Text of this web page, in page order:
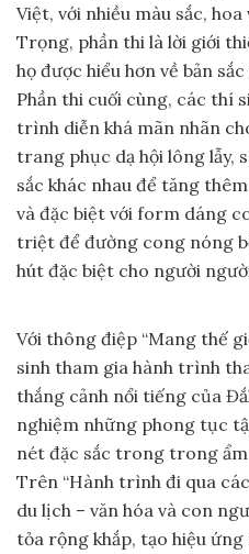
Việt, với nhiều màu sắc,
Trọng, phần thi là lời giới
họ được hiểu hơn về bản
Phần thi cuối cùng, các thí
trình diễn khá mãn nhãn
trang phục dạ hội lông lẫy,
sắc khác nhau để tăng
và đặc biệt với form dáng
triệt để đường cong nóng
hút đặc biệt cho người
Với thông điệp “Mang thế
sinh tham gia hành trình
thắng cảnh nổi tiếng của
nghiệm những phong tục
nét đặc sắc trong trong ẩm
Trên “Hành trình đi qua
du lịch – văn hóa và con
tỏa rộng khắp, tạo hiệu